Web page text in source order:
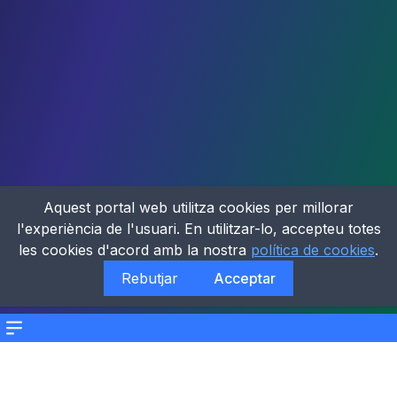
Menu
Aquest portal web utilitza cookies per millorar
l'experiència de l'usuari. En utilitzar-lo, accepteu totes
les cookies d'acord amb la nostra política de cookies.
Rebutjar
Acceptar